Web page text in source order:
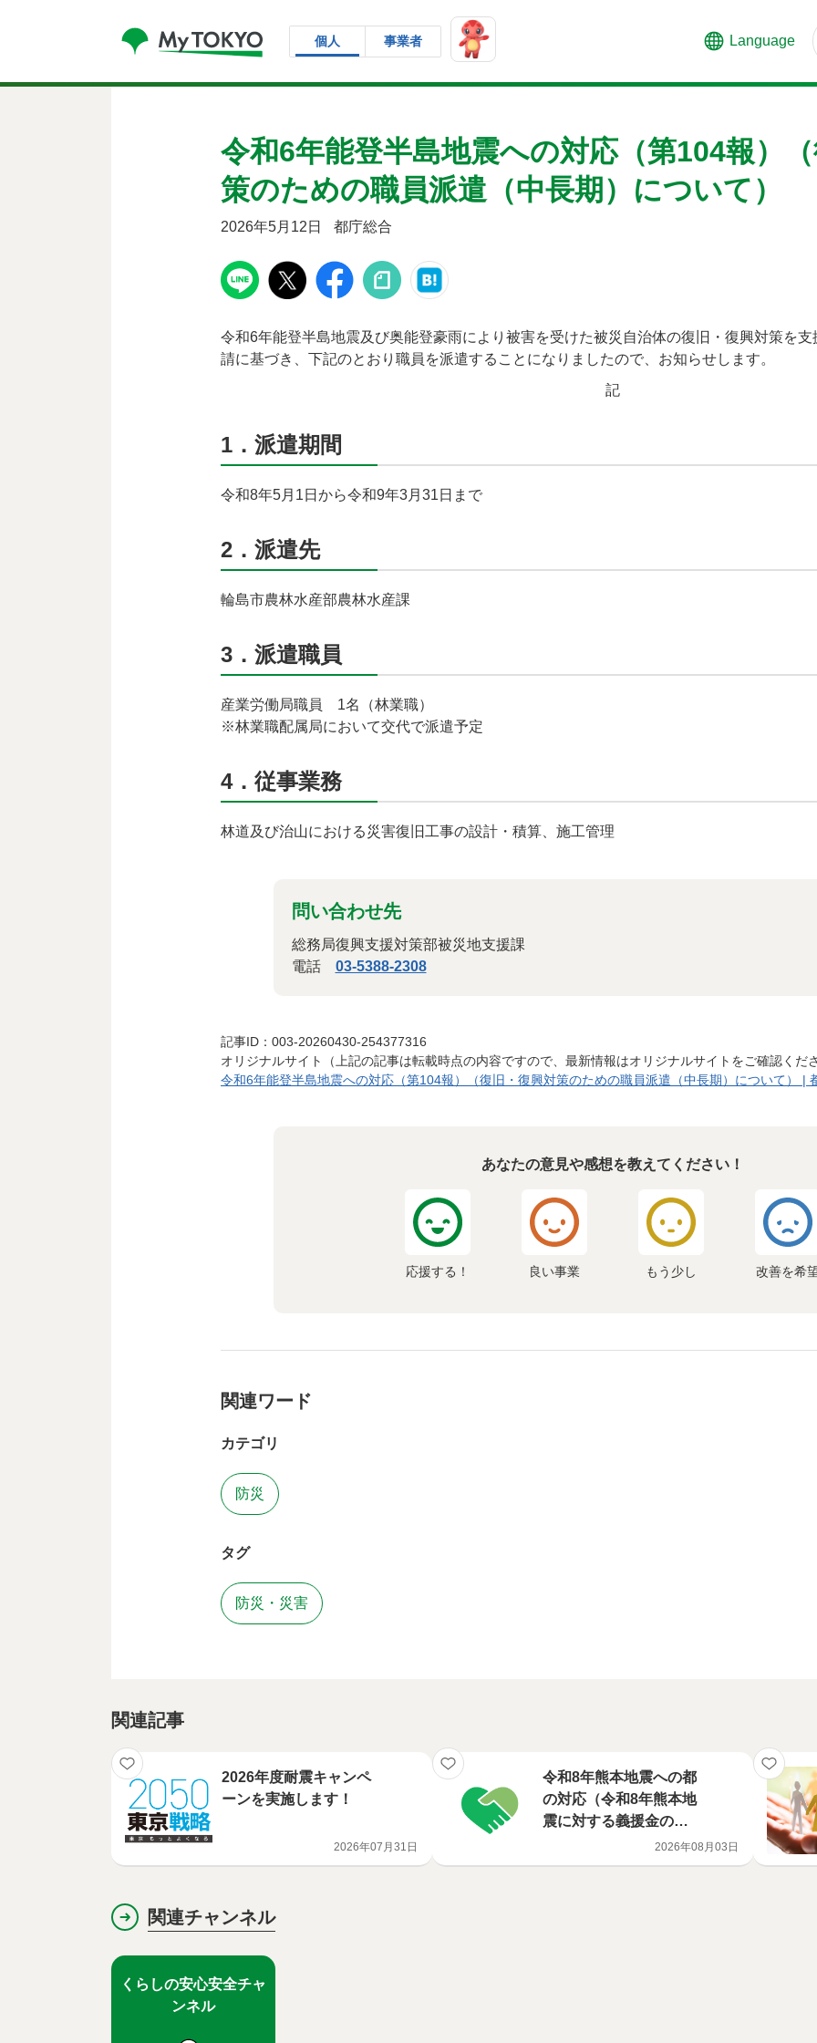
個人 事業者 Language
令和6年能登半島地震への対応（第104報）
策のための職員派遣（中長期）について）
2026年5月12日 都庁総合
令和6年能登半島地震及び奥能登豪雨により被害を受けた被災自治体の復旧・復興対策を
請に基づき、下記のとおり職員を派遣することになりましたので、お知らせします。
記
1．派遣期間
令和8年5月1日から令和9年3月31日まで
2．派遣先
輪島市農林水産部農林水産課
3．派遣職員
産業労働局職員 1名（林業職）
※林業職配属局において交代で派遣予定
4．従事業務
林道及び治山における災害復旧工事の設計・積算、施工管理
問い合わせ先
総務局復興支援対策部被災地支援課
電話 03-5388-2308
記事ID：003-20260430-254377316
オリジナルサイト（上記の記事は転載時点の内容ですので、最新情報はオリジナルサイトをご確認くだ
令和6年能登半島地震への対応（第104報）（復旧・復興対策のための職員派遣（中長期）について） |
あなたの意見や感想を教えてください！
応援する！ 良い事業 もう少し 改善を希
関連ワード
カテゴリ
防災
タグ
防災・災害
関連記事
2026年度耐震キャンペ
ーンを実施します！
2026年07月31日
令和8年熊本地震への都
の対応（令和8年熊本地
震に対する義援金の募
集及び募金箱の設置に
ついて）
2026年08月03日
関連チャンネル